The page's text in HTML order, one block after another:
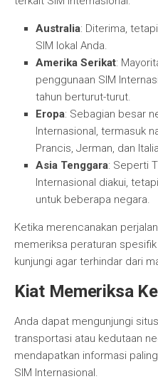
Australia: Diterima,
SIM lokal Anda.
Amerika Serikat:
penggunaan SIM
tahun berturut-turut.
Eropa: Sebagian besar
Internasional, termasuk
Prancis, Jerman, dan
Asia Tenggara: Seperti
Internasional diakui,
untuk beberapa negara.
Ketika merencanakan
memeriksa peraturan
kunjungi agar terhindar dari
Kiat Memeriksa
Anda dapat mengunjungi
transportasi atau kedutaan
mendapatkan informasi
SIM Internasional.